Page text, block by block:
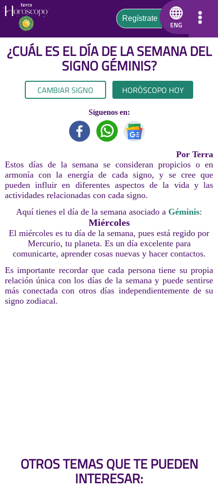
¿CUÁL ES EL DÍA DE LA SEMANA DEL
SIGNOGÉMINIS?
CAMBIAR SIGNO HORÓSCOPO HOY
Síguenos en:
Por Terra
Estos días de la semana se consideran propicios o en
armonía con la energía de cada signo, y se cree que
pueden influir en diferentes aspectos de la vida y las
actividades relacionadas con cada signo.
Aquí tienes el día de la semana asociado a Géminis:
Miércoles
El miércoles es tu día de la semana, pues está regido por
Mercurio, tu planeta. Es un día excelente para
comunicarte, aprender cosas nuevas y hacer contactos.
Es importante recordar que cada persona tiene su propia
relación única con los días de la semana y puede sentirse
más conectada con otros días independientemente de su
signo zodiacal.
OTROS TEMAS QUE TE PUEDEN
INTERESAR: